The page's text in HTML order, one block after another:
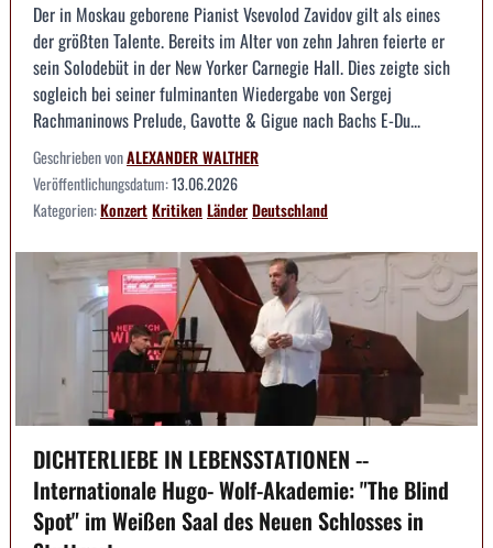
Der in Moskau geborene Pianist Vsevolod Zavidov gilt als eines
der größten Talente. Bereits im Alter von zehn Jahren feierte er
sein Solodebüt in der New Yorker Carnegie Hall. Dies zeigte sich
sogleich bei seiner fulminanten Wiedergabe von Sergej
Rachmaninows Prelude, Gavotte & Gigue nach Bachs E-Du...
Geschrieben vonALEXANDER WALTHER
Veröffentlichungsdatum:13.06.2026
Kategorien:KonzertKritikenLänderDeutschland
DICHTERLIEBE IN LEBENSSTATIONEN --
Internationale Hugo- Wolf-Akademie: "The Blind
Spot" im Weißen Saal des Neuen Schlosses in